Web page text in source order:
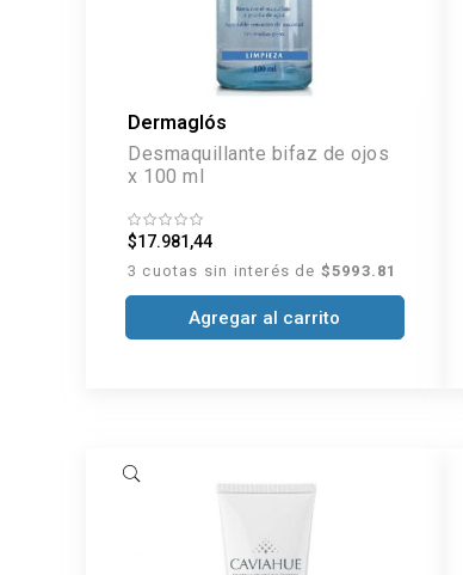
Dermaglós
Desmaquillante bifaz de ojos
x 100 ml
$17.981,44
3 cuotas sin interés de $5993.81
Agregar al carrito